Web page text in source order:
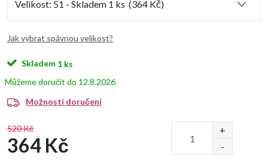
Jak vybrat spávnou velikost?
Skladem 1 ks
12.8.2026
Možnosti doručení
520 Kč
364 Kč